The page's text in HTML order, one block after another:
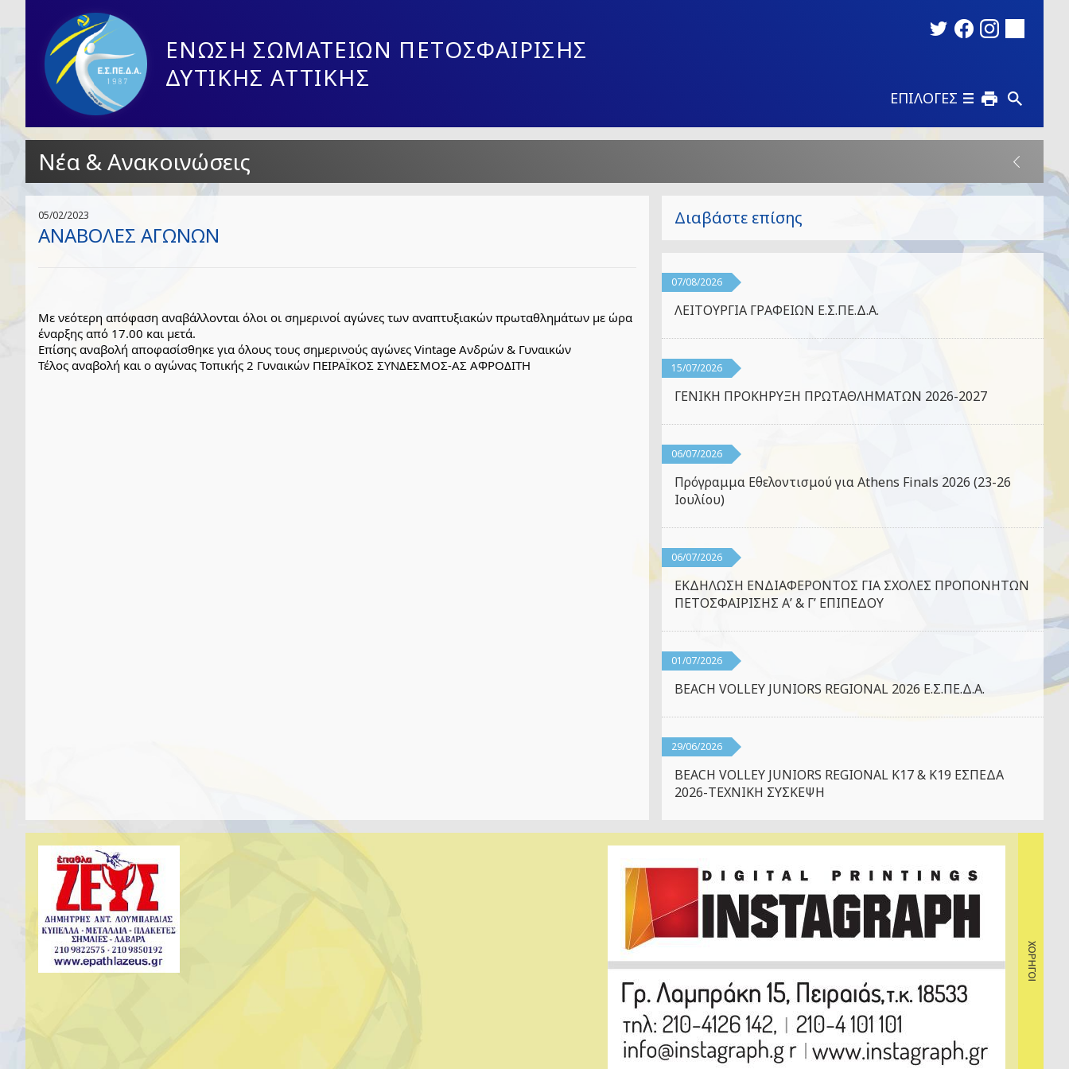
ΕΝΩΣΗ ΣΩΜΑΤΕΙΩΝ ΠΕΤΟΣΦΑΙΡΙΣΗΣ
ΔΥΤΙΚΗΣ ΑΤΤΙΚΗΣ
ΕΠΙΛΟΓΕΣ
Νέα & Ανακοινώσεις
05/02/2023
ΑΝΑΒΟΛΕΣ ΑΓΩΝΩΝ
Με νεότερη απόφαση αναβάλλονται όλοι οι σημερινοί αγώνες των αναπτυξιακών πρωταθλημάτων με ώρα
έναρξης από 17.00 και μετά.
Επίσης αναβολή αποφασίσθηκε για όλους τους σημερινούς αγώνες Vintage Ανδρών & Γυναικών
Τέλος αναβολή και ο αγώνας Τοπικής 2 Γυναικών ΠΕΙΡΑΪΚΟΣ ΣΥΝΔΕΣΜΟΣ-ΑΣ ΑΦΡΟΔΙΤΗ
Διαβάστε επίσης
07/08/2026
ΛΕΙΤΟΥΡΓΙΑ ΓΡΑΦΕΙΩΝ Ε.Σ.ΠΕ.Δ.Α.
15/07/2026
ΓΕΝΙΚΗ ΠΡΟΚΗΡΥΞΗ ΠΡΩΤΑΘΛΗΜΑΤΩΝ 2026-2027
06/07/2026
Πρόγραμμα Εθελοντισμού για Athens Finals 2026 (23-26
Ιουλίου)
06/07/2026
ΕΚΔΗΛΩΣΗ ΕΝΔΙΑΦΕΡΟΝΤΟΣ ΓΙΑ ΣΧΟΛΕΣ ΠΡΟΠΟΝΗΤΩΝ
ΠΕΤΟΣΦΑΙΡΙΣΗΣ Α’ & Γ’ ΕΠΙΠΕΔΟΥ
01/07/2026
BEACH VOLLEY JUNIORS REGIONAL 2026 Ε.Σ.ΠΕ.Δ.Α.
29/06/2026
BEACH VOLLEY JUNIORS REGIONAL K17 & K19 ΕΣΠΕΔΑ
2026-ΤΕΧΝΙΚΗ ΣΥΣΚΕΨΗ